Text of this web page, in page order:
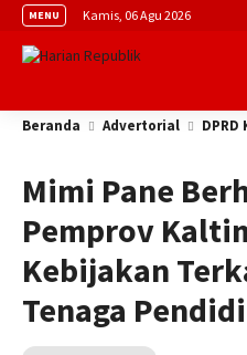
MENU Kamis, 06 Agu 2026
Beranda Advertorial
Mimi Pane
Pemprov
Kebijakan
Tenaga